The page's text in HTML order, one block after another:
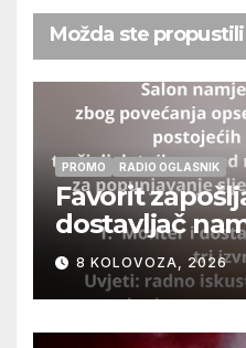
Možda ste propustili
PROMO RADIO OGLASNIK
Favorit
dostavljač
izvršitelja
8 KOLOVOZA, 2026